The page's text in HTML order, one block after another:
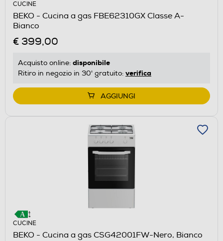
CUCINE
BEKO - Cucina a gas FBE62310GX Classe A-
Bianco
€ 399,00
Acquisto online: disponibile
Ritiro in negozio in 30' gratuito: verifica
AGGIUNGI
CUCINE
BEKO - Cucina a gas CSG42001FW-Nero, Bianco